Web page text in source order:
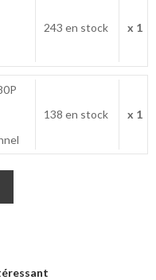
243 en stock x 1
138 en stock x 1